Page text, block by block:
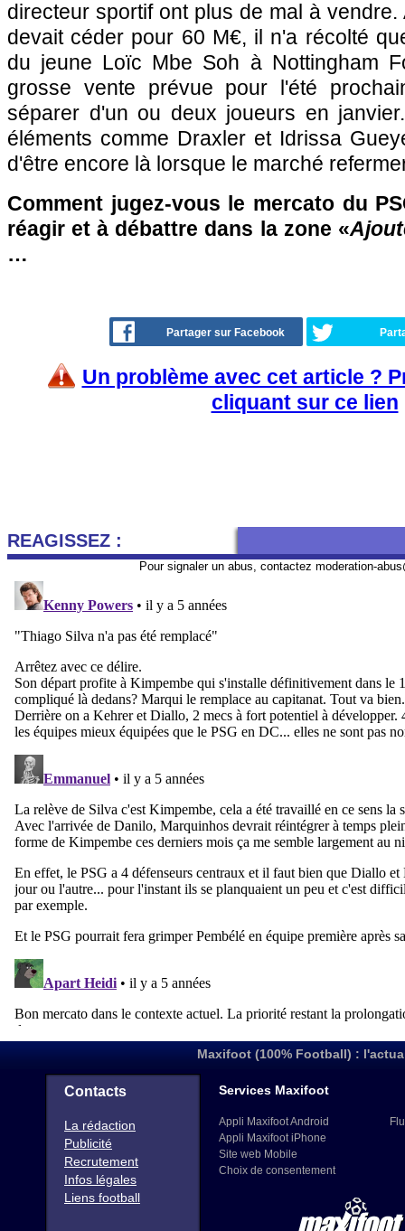
directeur sportif ont plus de mal à
devait céder pour 60 M€, il n'a récolté
du jeune Loïc Mbe Soh à Nottingham
grosse vente prévue pour l'été
séparer d'un ou deux joueurs en
éléments comme Draxler et Idrissa
d'être encore là lorsque le marché
Comment jugez-vous le mercato du
réagir et à débattre dans la zone «
…
Partager sur Facebook
Un problème avec cet article ?
cliquant sur ce lien
REAGISSEZ :
Pour signaler un abus, contactez moderation-
Maxifoot (100% Football) :
Contacts
La rédaction
Publicité
Recrutement
Infos légales
Liens football
Services Maxifoot
Appli Maxifoot Android
Appli Maxifoot iPhone
Site web Mobile
Choix de consentement